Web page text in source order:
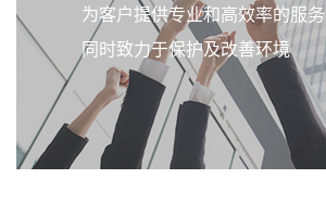
为客户提供专业和高效率的服务
同时致力于保护及改善环境